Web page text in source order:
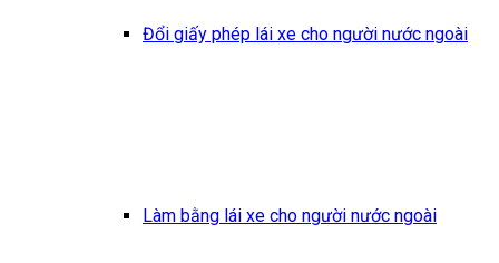
Đổi giấy phép lái xe cho người nước ngoài
Làm bằng lái xe cho người nước ngoài